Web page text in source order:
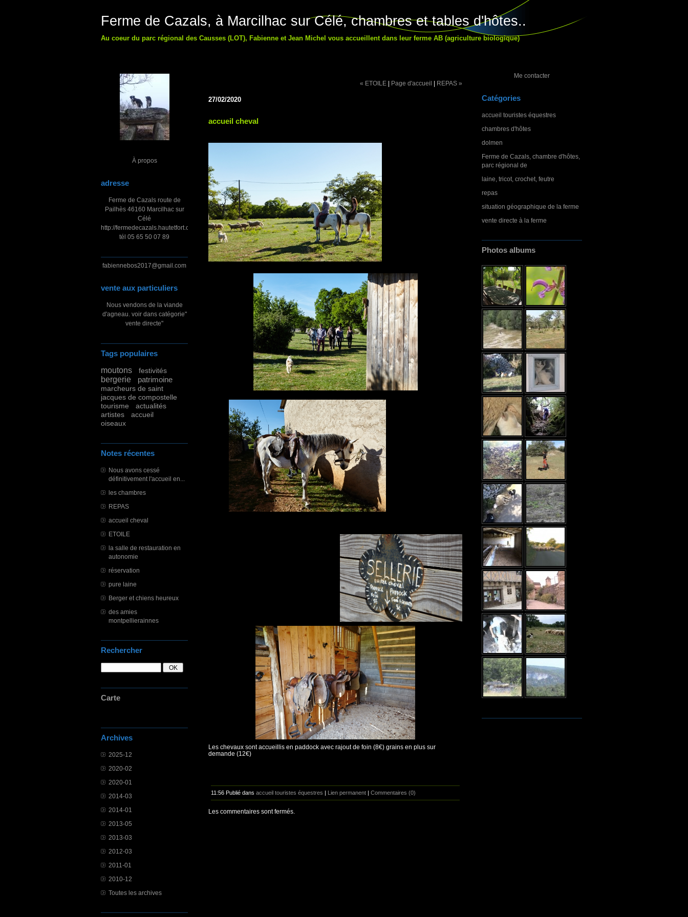
Ferme de Cazals, à Marcilhac sur Célé, chambres et tables d'hôtes..
Au coeur du parc régional des Causses (LOT), Fabienne et Jean Michel vous accueillent dans leur ferme AB (agriculture biologique)
À propos
adresse
Ferme de Cazals route de
Pailhès 46160 Marcilhac sur
Célé
http://fermedecazals.hautetfort.com
tél 05 65 50 07 89
fabiennebos2017@gmail.com
vente aux particuliers
Nous vendons de la viande
d'agneau. voir dans catégorie"
vente directe"
Tags populaires
moutons festivités
bergerie patrimoine
marcheurs de saint
jacques de compostelle
tourisme
actualités
artistes
accueil
oiseaux
Notes récentes
Nous avons cessé
définitivement l'accueil en...
les chambres
REPAS
accueil cheval
ETOILE
la salle de restauration en
autonomie
réservation
pure laine
Berger et chiens heureux
des amies
montpellierainnes
Rechercher
Carte
Archives
2025-12
2020-02
2020-01
2014-03
2014-01
2013-05
2013-03
2012-03
2011-01
2010-12
Toutes les archives
Me contacter
Catégories
accueil touristes équestres
chambres d'hôtes
dolmen
Ferme de Cazals, chambre d'hôtes,
parc régional de
laine, tricot, crochet, feutre
repas
situation géographique de la ferme
vente directe à la ferme
Photos albums
« ETOILE | Page d'accueil | REPAS »
27/02/2020
accueil cheval
Les chevaux sont accueillis en paddock avec rajout de foin (8€) grains en plus sur
demande (12€)
11:56 Publié dans accueil touristes équestres Lien permanent Commentaires (0)
Les commentaires sont fermés.